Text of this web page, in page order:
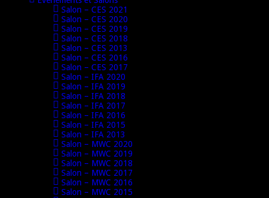
Salon – CES 2021
Salon – CES 2020
Salon – CES 2019
Salon – CES 2018
Salon – CES 2013
Salon – CES 2016
Salon – CES 2017
Salon – IFA 2020
Salon – IFA 2019
Salon – IFA 2018
Salon – IFA 2017
Salon – IFA 2016
Salon – IFA 2015
Salon – IFA 2013
Salon – MWC 2020
Salon – MWC 2019
Salon – MWC 2018
Salon – MWC 2017
Salon – MWC 2016
Salon – MWC 2015